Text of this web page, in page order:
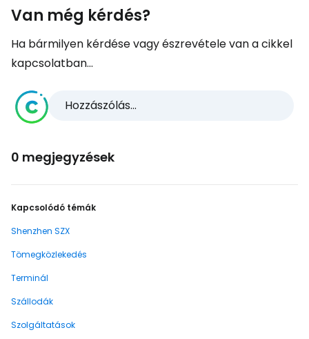
Van még kérdés?
Ha bármilyen kérdése vagy észrevétele van a cikkel
kapcsolatban...
Hozzászólás...
0 megjegyzések
Kapcsolódó témák
Shenzhen SZX
Tömegközlekedés
Terminál
Szállodák
Szolgáltatások